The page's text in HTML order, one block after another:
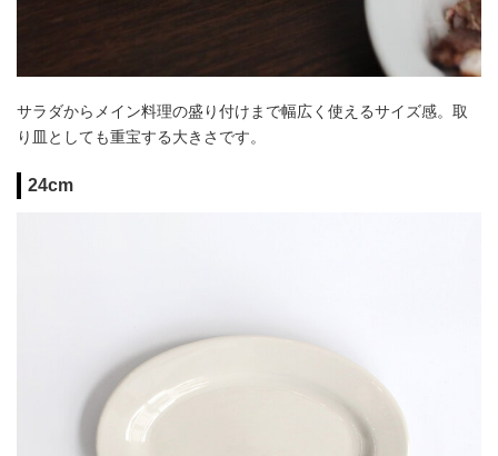
サラダからメイン料理の盛り付けまで幅広く使えるサイズ感。取
り皿としても重宝する大きさです。
24cm